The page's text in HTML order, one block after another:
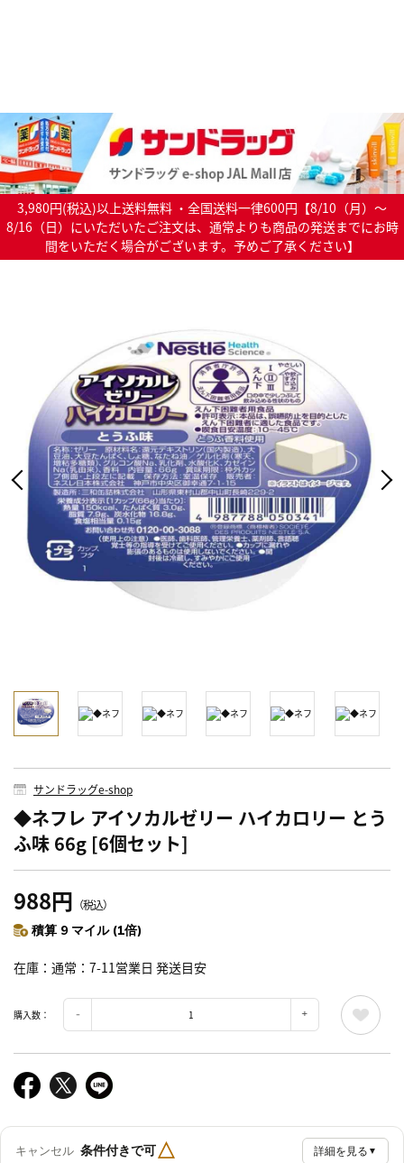
3,980円(税込)以上送料無料 ・全国送料一律600円【8/10（月）～
8/16（日）にいただいたご注文は、通常よりも商品の発送までにお時
間をいただく場合がございます。予めご了承ください】
サンドラッグe-shop
◆ネフレ アイソカルゼリー ハイカロリー とう
ふ味 66g [6個セット]
988円 （税込）
積算 9 マイル (1倍)
在庫 通常：7-11営業日 発送目安
購入数：
キャンセル 条件付きで可△ 詳細を見る ▼